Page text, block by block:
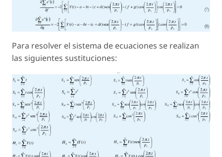
Para resolver el sistema de ecuaciones se realizan
las siguientes sustituciones: